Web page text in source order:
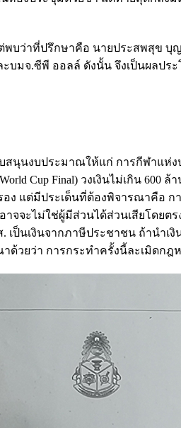
พบว่าที่ปรึกษาคือ นายประสพสุข บุ
บมจ.ซีพี ออลล์ ดังนั้น จึงเป็นผลป
นุนงบประมาณให้แก่ การกีฬาแห่ง
Cup Final) วงเงินไม่เกิน 600
ง แต่มีประเด็นที่ต้องพิจารณาคือ
จจะไม่ใช่ผู้มีส่วนได้ส่วนเสียโดยต
เป็นเงินจากภาษีประชาชน ถ้านำ
ด้วยว่า การกระทำครั้งนี้ละเมิดก